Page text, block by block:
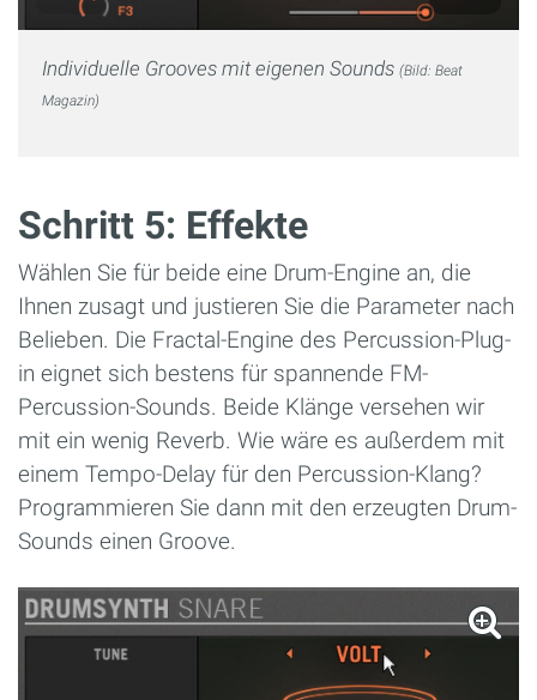
Individuelle Grooves mit eigenen Sounds (Bild: Beat
Magazin)
Schritt 5: Effekte
Wählen Sie für beide eine Drum-Engine an, die
Ihnen zusagt und justieren Sie die Parameter nach
Belieben. Die Fractal-Engine des Percussion-Plug-
in eignet sich bestens für spannende FM-
Percussion-Sounds. Beide Klänge versehen wir
mit ein wenig Reverb. Wie wäre es außerdem mit
einem Tempo-Delay für den Percussion-Klang?
Programmieren Sie dann mit den erzeugten Drum-
Sounds einen Groove.